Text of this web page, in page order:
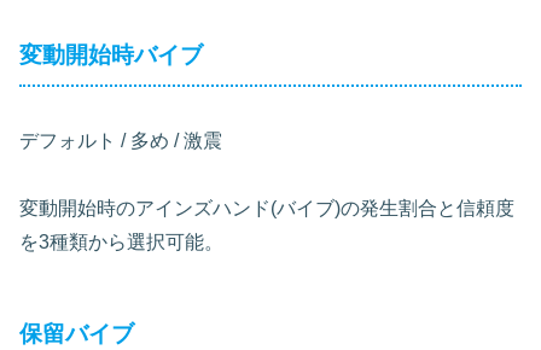
変動開始時バイブ
デフォルト / 多め / 激震
変動開始時のアインズハンド(バイブ)の発生割合と信頼度
を3種類から選択可能。
保留バイブ